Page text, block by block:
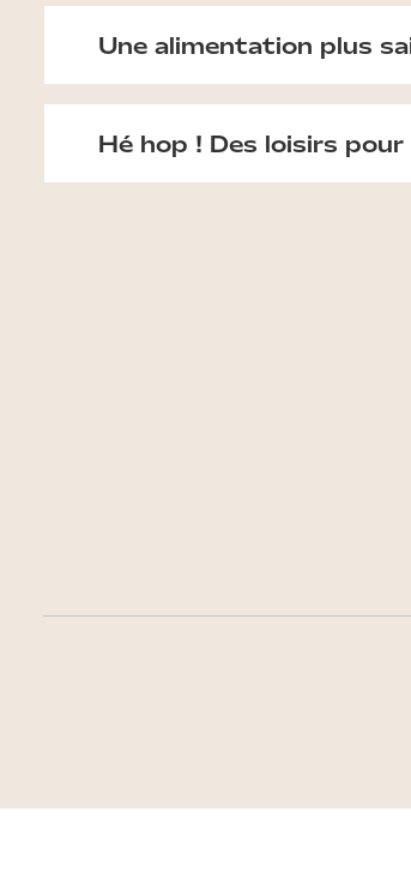
Une alimentation plus
Hé hop ! Des loisirs